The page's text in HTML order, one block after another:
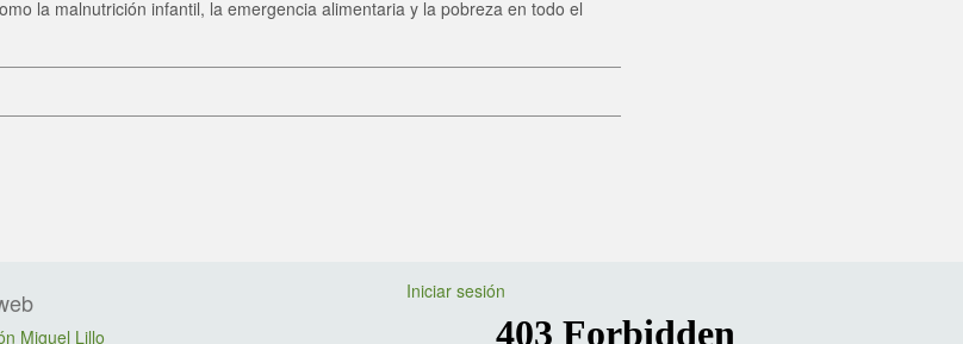
la malnutrición infantil, la emergencia alimentaria y la pobreza en todo el
Miguel Lillo
Iniciar sesión